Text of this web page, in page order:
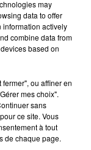
Sport du Bas-
en Alsace avec
may
data to offer
information actively
combine data from
based on
ou affiner en
mes choix".
sans
ce site. Vous
à tout
de chaque page.